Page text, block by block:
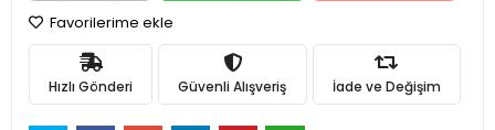
Favorilerime ekle
Hızlı Gönderi Güvenli Alışveriş İade ve Değişim